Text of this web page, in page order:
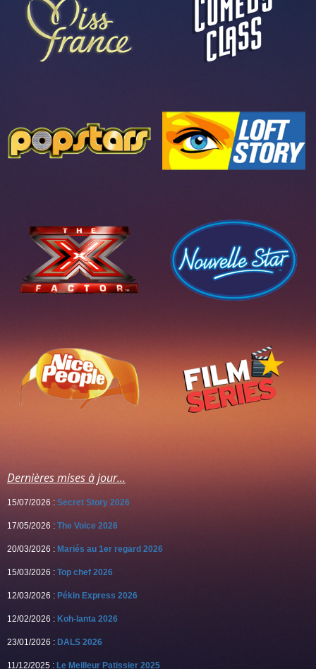
Dernières mises à jour...
15/07/2026 : Secret Story 2026
17/05/2026 : The Voice 2026
20/03/2026 : Mariés au 1er regard 2026
15/03/2026 : Top chef 2026
12/03/2026 : Pékin Express 2026
12/02/2026 : Koh-lanta 2026
23/01/2026 : DALS 2026
11/12/2025 : Le Meilleur Patissier 2025